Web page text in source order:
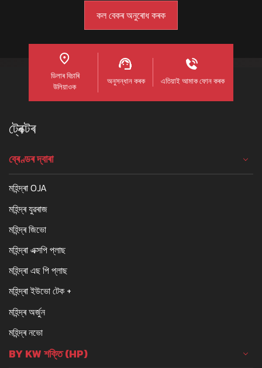
ডিলাৰ বিচাৰি
উলিয়াওক
অনুসন্ধান কৰক এতিয়াই আমাক ফোন কৰক
ট্ৰেক্টৰ
ব্ৰেণ্ডৰ দ্বাৰা
মহিন্দ্ৰা OJA
মহিন্দ্ৰ যুৱৰাজ
মহিন্দ্ৰ জিভো
মহিন্দ্ৰা এক্সপি প্লাছ
মহিন্দ্ৰা এছ পি প্লাছ
মহিন্দ্ৰা ইউভো টেক +
মহিন্দ্ৰ অৰ্জুন
মহিন্দ্ৰ নভো
BY KW শক্তি (HP)